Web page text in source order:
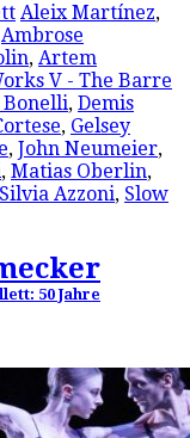
Aleix Martínez,
Ambrose
, Artem
V - The Barre
Bonelli, Demis
, Gelsey
, John Neumeier,
, Matias Oberlin,
Silvia Azzoni, Slow
50 Jahre